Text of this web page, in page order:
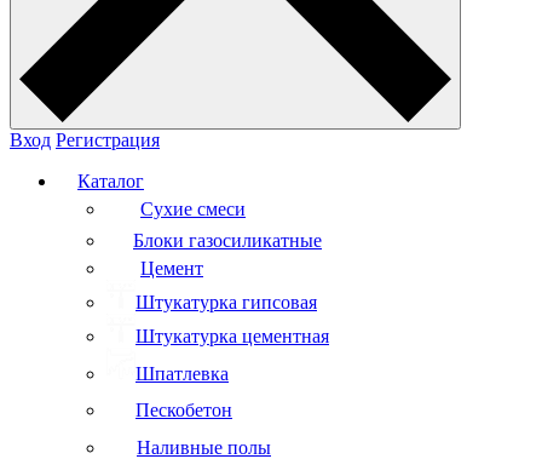
Вход Регистрация
Каталог
Сухие смеси
Блоки газосиликатные
Цемент
Штукатурка гипсовая
Штукатурка цементная
Шпатлевка
Пескобетон
Наливные полы